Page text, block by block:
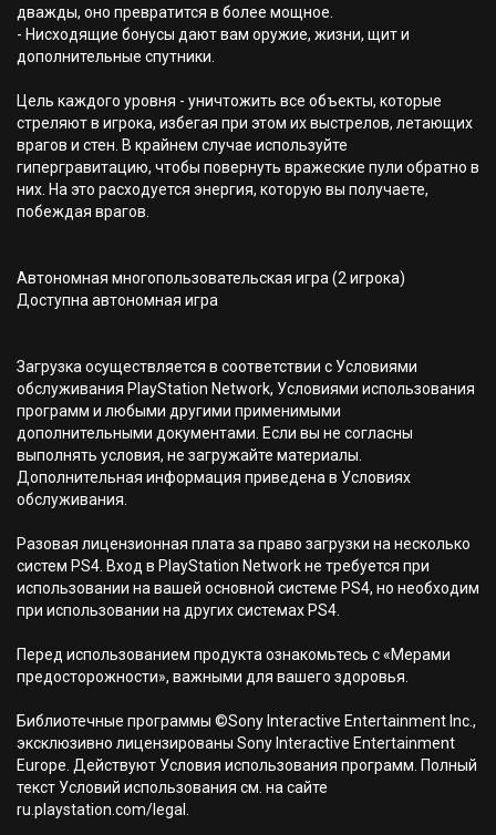
дважды, оно превратится в более мощное.
- Нисходящие бонусы дают вам оружие, жизни, щит и
дополнительные спутники.
Цель каждого уровня - уничтожить все объекты, которые
стреляют в игрока, избегая при этом их выстрелов, летающих
врагов и стен. В крайнем случае используйте
гипергравитацию, чтобы повернуть вражеские пули обратно в
них. На это расходуется энергия, которую вы получаете,
побеждая врагов.
Автономная многопользовательская игра (2 игрока)
Доступна автономная игра
Загрузка осуществляется в соответствии с Условиями
обслуживания PlayStation Network, Условиями использования
программ и любыми другими применимыми
дополнительными документами. Если вы не согласны
выполнять условия, не загружайте материалы.
Дополнительная информация приведена в Условиях
обслуживания.
Разовая лицензионная плата за право загрузки на несколько
систем PS4. Вход в PlayStation Network не требуется при
использовании на вашей основной системе PS4, но необходим
при использовании на других системах PS4.
Перед использованием продукта ознакомьтесь с «Мерами
предосторожности», важными для вашего здоровья.
Библиотечные программы ©Sony Interactive Entertainment Inc.,
эксклюзивно лицензированы Sony Interactive Entertainment
Europe. Действуют Условия использования программ. Полный
текст Условий использования см. на сайте
ru.playstation.com/legal.